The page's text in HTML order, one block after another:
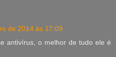
de 2014 às 17:09
antivírus, o melhor de tudo ele é